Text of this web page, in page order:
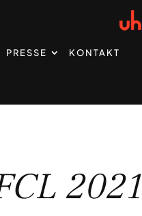
PRESSE KONTAKT
2021